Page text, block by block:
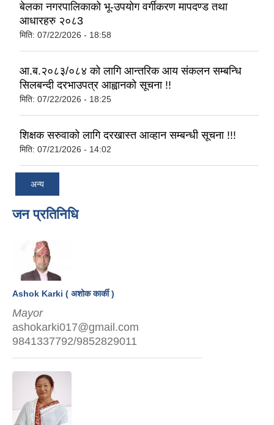
बेलका नगरपालिकाको भू-उपयोग वर्गीकरण मापदण्ड तथा
आधारहरु २०८3
मिति: 07/22/2026 - 18:58
आ.ब.२०८३/०८४ को लागि आन्तरिक आय संकलन सम्बन्धि
सिलबन्दी दरभाउपत्र आह्वानको सूचना !!
मिति: 07/22/2026 - 18:25
शिक्षक सरुवाको लागि दरखास्त आव्हान सम्बन्धी सूचना !!!
मिति: 07/21/2026 - 14:02
अन्य
जन प्रतिनिधि
Ashok Karki ( अशोक कार्की )
Mayor
ashokarki017@gmail.com
9841337792/9852829011